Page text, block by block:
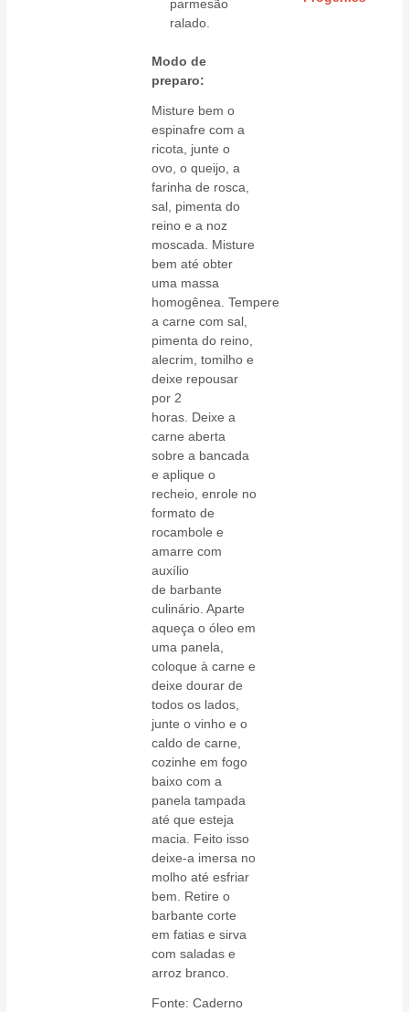
parmesão
ralado.
Modo de
preparo:
Misture bem o
espinafre com a
ricota, junte o
ovo, o queijo, a
farinha de rosca,
sal, pimenta do
reino e a noz
moscada. Misture
bem até obter
uma massa
homogênea. Tempere
a carne com sal,
pimenta do reino,
alecrim, tomilho e
deixe repousar
por 2
horas. Deixe a
carne aberta
sobre a bancada
e aplique o
recheio, enrole no
formato de
rocambole e
amarre com
auxílio
de barbante
culinário. Aparte
aqueça o óleo em
uma panela,
coloque à carne e
deixe dourar de
todos os lados,
junte o vinho e o
caldo de carne,
cozinhe em fogo
baixo com a
panela tampada
até que esteja
macia. Feito isso
deixe-a imersa no
molho até esfriar
bem. Retire o
barbante corte
em fatias e sirva
com saladas e
arroz branco.
Fonte: Caderno